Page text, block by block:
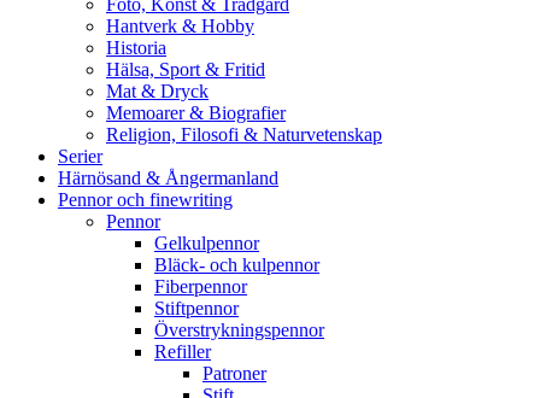
Foto, Konst & Trädgård
Hantverk & Hobby
Historia
Hälsa, Sport & Fritid
Mat & Dryck
Memoarer & Biografier
Religion, Filosofi & Naturvetenskap
Serier
Härnösand & Ångermanland
Pennor och finewriting
Pennor
Gelkulpennor
Bläck- och kulpennor
Fiberpennor
Stiftpennor
Överstrykningspennor
Refiller
Patroner